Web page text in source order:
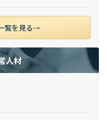
覧を見る
人材